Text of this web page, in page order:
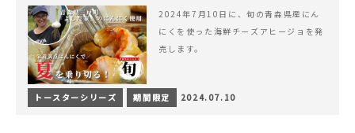
2024年7月10日に、旬の青森県産にん
にくを使った海鮮チーズアヒージョを発
売します。
トースターシリーズ 期間限定 2024.07.10